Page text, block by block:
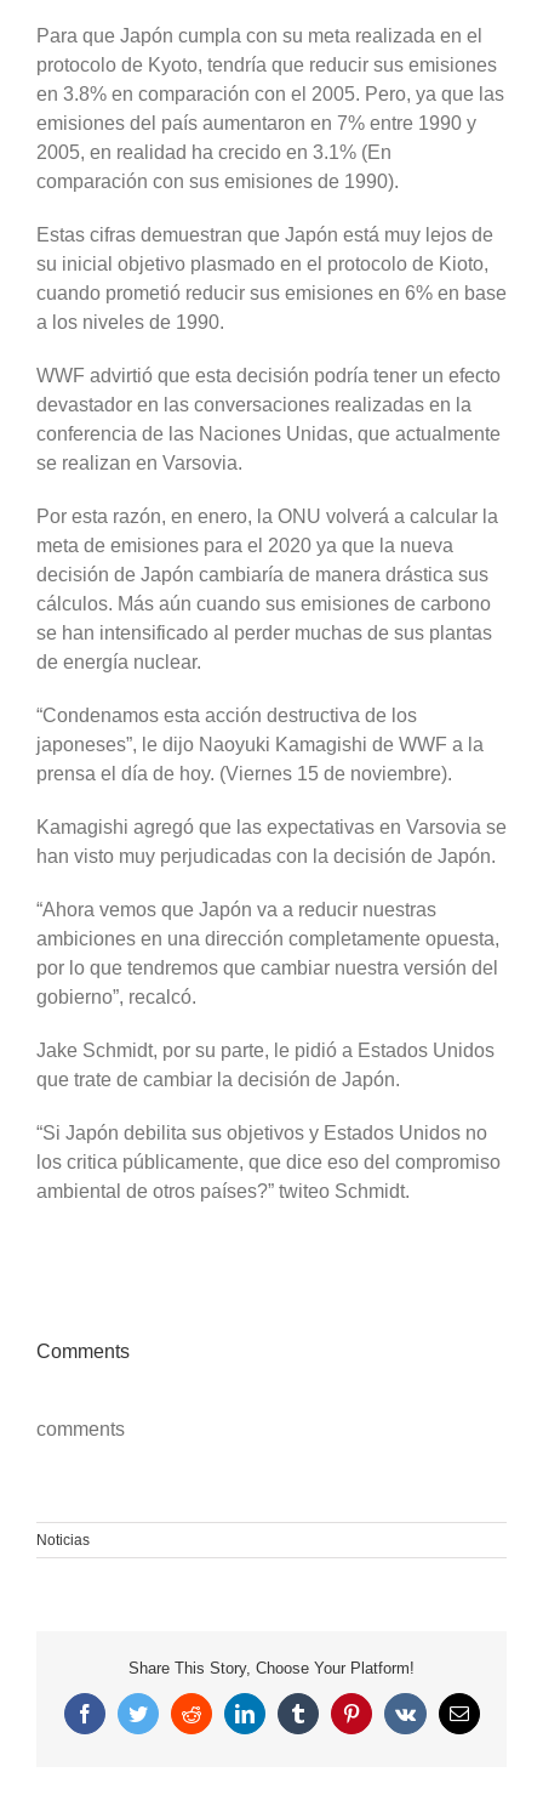
Para que Japón cumpla con su meta realizada en el
protocolo de Kyoto, tendría que reducir sus emisiones
en 3.8% en comparación con el 2005. Pero, ya que las
emisiones del país aumentaron en 7% entre 1990 y
2005, en realidad ha crecido en 3.1% (En
comparación con sus emisiones de 1990).
Estas cifras demuestran que Japón está muy lejos de
su inicial objetivo plasmado en el protocolo de Kioto,
cuando prometió reducir sus emisiones en 6% en base
a los niveles de 1990.
WWF advirtió que esta decisión podría tener un efecto
devastador en las conversaciones realizadas en la
conferencia de las Naciones Unidas, que actualmente
se realizan en Varsovia.
Por esta razón, en enero, la ONU volverá a calcular la
meta de emisiones para el 2020 ya que la nueva
decisión de Japón cambiaría de manera drástica sus
cálculos. Más aún cuando sus emisiones de carbono
se han intensificado al perder muchas de sus plantas
de energía nuclear.
“Condenamos esta acción destructiva de los
japoneses”, le dijo Naoyuki Kamagishi de WWF a la
prensa el día de hoy. (Viernes 15 de noviembre).
Kamagishi agregó que las expectativas en Varsovia se
han visto muy perjudicadas con la decisión de Japón.
“Ahora vemos que Japón va a reducir nuestras
ambiciones en una dirección completamente opuesta,
por lo que tendremos que cambiar nuestra versión del
gobierno”, recalcó.
Jake Schmidt, por su parte, le pidió a Estados Unidos
que trate de cambiar la decisión de Japón.
“Si Japón debilita sus objetivos y Estados Unidos no
los critica públicamente, que dice eso del compromiso
ambiental de otros países?” twiteo Schmidt.
Comments
comments
Noticias
Share This Story, Choose Your Platform!
FacebookTwitterRedditLinkedInTumblrPinterestVk
Correo